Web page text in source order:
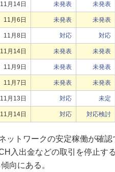
11月14日 未発表 未発表
11月6日 未発表 未発表
11月8日 対応 対応
11月14日 未発表 未発表
11月9日 未発表 未発表
11月7日 未発表 未発表
11月13日 対応 未定
11月14日 対応 対応検討
トワークの安定稼働が確認
入出金などの取引を停止す
向にある。